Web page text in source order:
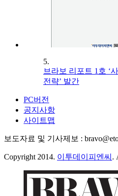
5.
브라보 리포트 1호 ‘
전략’ 발간
PC버전
공지사항
사이트맵
보도자료 및 기사제보 :
Copyright 2014. 이투데이피엔씨 .